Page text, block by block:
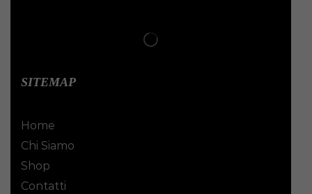
SITEMAP
Home
Chi Siamo
Shop
Contatti